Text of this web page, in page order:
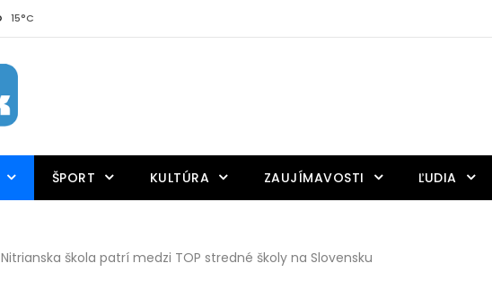
15°C
ŠPORT KULTÚRA ZAUJÍMAVOSTI ĽUDIA
Nitrianska škola patrí medzi TOP stredné školy na Slovensku